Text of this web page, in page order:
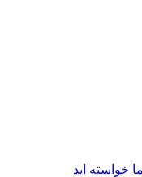
خواسته اید